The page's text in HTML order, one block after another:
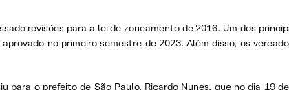
revisões para a lei de zoneamento de 2016. Um dos
no primeiro semestre de 2023. Além disso, os
para o prefeito de São Paulo, Ricardo Nunes, que no dia 19